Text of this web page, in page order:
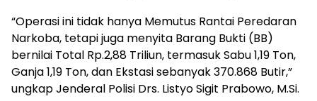
“Operasi ini tidak hanya Memutus Rantai Peredaran
Narkoba, tetapi juga menyita Barang Bukti (BB)
bernilai Total Rp.2,88 Triliun, termasuk Sabu 1,19 Ton,
Ganja 1,19 Ton, dan Ekstasi sebanyak 370.868 Butir,”
ungkap Jenderal Polisi Drs. Listyo Sigit Prabowo, M.Si.